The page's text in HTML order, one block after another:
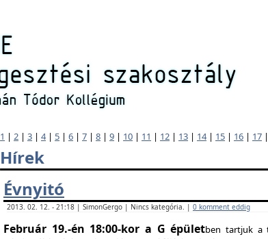
1 | 2 | 3 | 4| 5 | 6 | 7 | 8 | 9 | 10 | 11 | 12 | 13 | 14| 15 | 16 | 17 |
Hírek
Évnyitó
2013. 02. 12. - 21:18 | SimonGergo | Nincs kategória. | 0 komment eddig
Február 19.-én 18:00-kor a G épületben tartjuk a